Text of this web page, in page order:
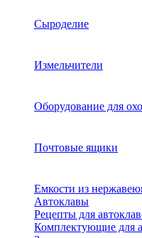
Сыроделие
Измельчители
Оборудование для
Почтовые ящики
Емкости из
Автоклавы
Рецепты для
Комплектующие для